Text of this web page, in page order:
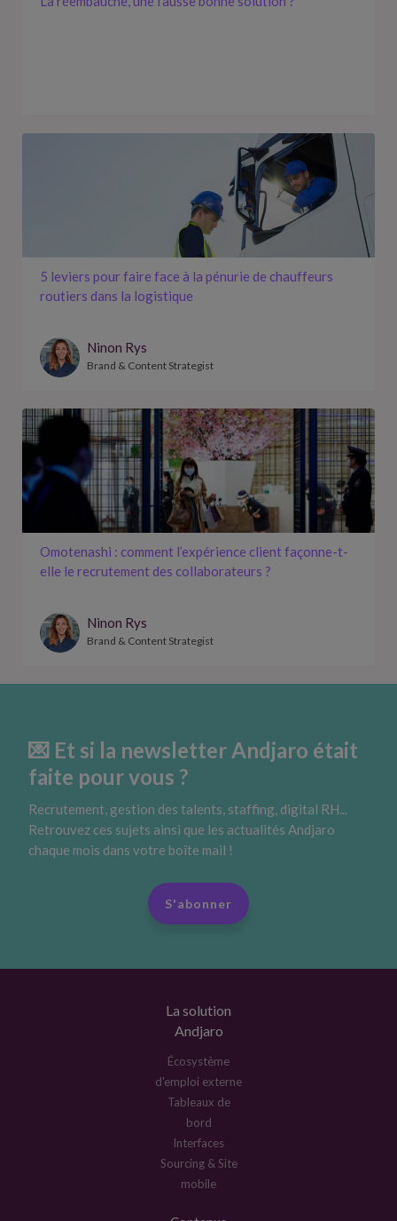
‍5 leviers pour faire face à la pénurie de chauffeurs
routiers dans la logistique
Ninon Rys
Brand & Content Strategist
Omotenashi : comment l’expérience client façonne-t-
elle le recrutement des collaborateurs ?
Ninon Rys
Brand & Content Strategist
💌 Et si la newsletter Andjaro était
faite pour vous ?
Recrutement, gestion des talents, staffing, digital RH...
Retrouvez ces sujets ainsi que les actualités Andjaro
chaque mois dans votre boîte mail !
S'abonner
La solution
Andjaro
Écosystème
d'emploi externe
Tableaux de
bord
Interfaces
Sourcing & Site
mobile